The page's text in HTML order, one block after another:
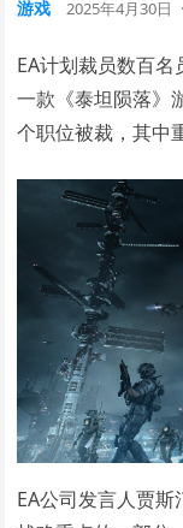
游戏 2025年4月30日 ·
EA计划裁员数百
一款《泰坦陨落》
个职位被裁，其中
EA公司发言人贾斯